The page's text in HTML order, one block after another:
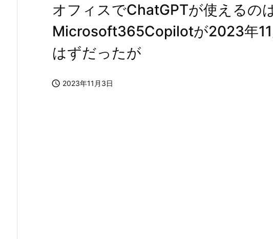
オフィスでChatGPTが使えるの
Microsoft365Copilotが2023年11
はずだったが
 2023年11月3日